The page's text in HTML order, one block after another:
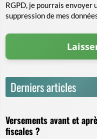
RGPD, je pourrais envoyer
suppression de mes
Derniers articles
Versements avant et
fiscales ?